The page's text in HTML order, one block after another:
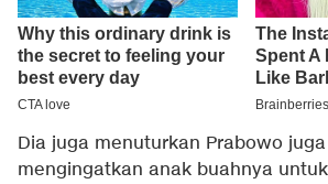
Dia juga menuturkan Prabowo
mengingatkan anak buahnya